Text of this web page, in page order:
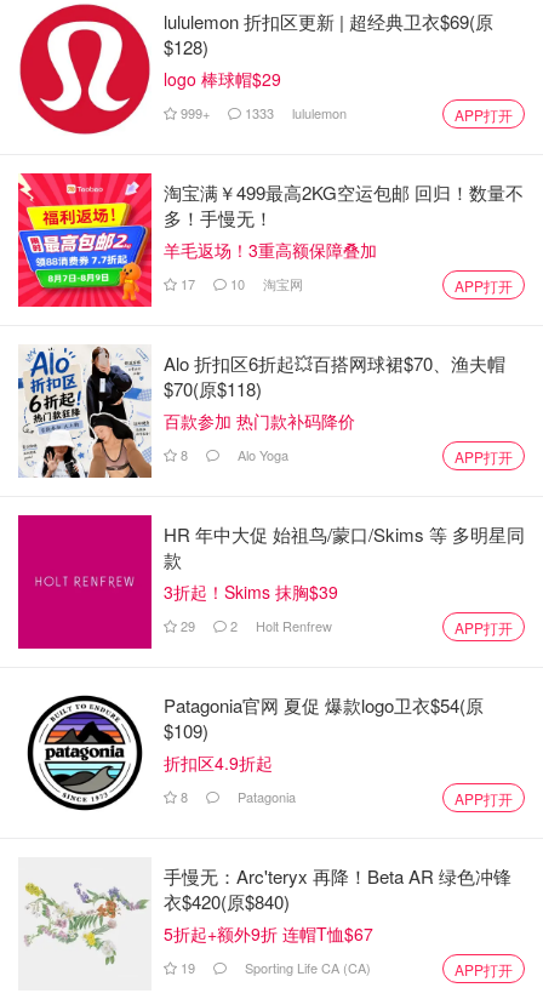
lululemon 折扣区更新 | 超经典卫衣$69(原
$128)
logo 棒球帽$29
999+ 1333 lululemon APP打开
淘宝满￥499最高2KG空运包邮 回归！数量不
多！手慢无！
羊毛返场！3重高额保障叠加
17 10 淘宝网 APP打开
Alo 折扣区6折起💥百搭网球裙$70、渔夫帽
$70(原$118)
百款参加 热门款补码降价
8 Alo Yoga APP打开
HR 年中大促 始祖鸟/蒙口/Skims 等 多明星同
款
3折起！Skims 抹胸$39
29 2 Holt Renfrew APP打开
Patagonia官网 夏促 爆款logo卫衣$54(原
$109)
折扣区4.9折起
8 Patagonia APP打开
手慢无：Arc'teryx 再降！Beta AR 绿色冲锋
衣$420(原$840)
5折起+额外9折 连帽T恤$67
19 Sporting Life CA (CA) APP打开